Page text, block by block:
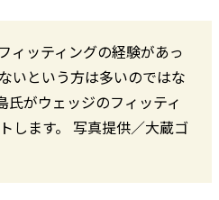
ィッティングの経験があっ
いという方は多いのではな
氏がウェッジのフィッティ
します。 写真提供／大蔵ゴ